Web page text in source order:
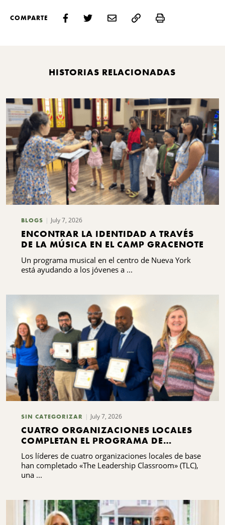
COMPARTE Print
HISTORIAS RELACIONADAS
BLOGS July 7, 2026
ENCONTRAR LA IDENTIDAD A TRAVÉS
DE LA MÚSICA EN EL CAMP GRACENOTE
Un programa musical en el centro de Nueva York
está ayudando a los jóvenes a ...
SIN CATEGORIZAR July 7, 2026
CUATRO ORGANIZACIONES LOCALES
COMPLETAN EL PROGRAMA DE
FORMACIÓN EN LIDERAZGO
Los líderes de cuatro organizaciones locales de base
han completado «The Leadership Classroom» (TLC),
una ...